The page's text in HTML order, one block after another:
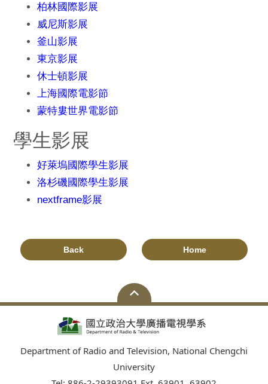
柏林國際影展
威尼斯影展
釜山影展
東京影展
休士頓影展
上海國際電影節
蒙特婁世界電影節
學生影展
好萊塢國際學生影展
洛杉磯國際學生影展
nextframe影展
Back Home
Department of Radio and Television, National Chengchi
University